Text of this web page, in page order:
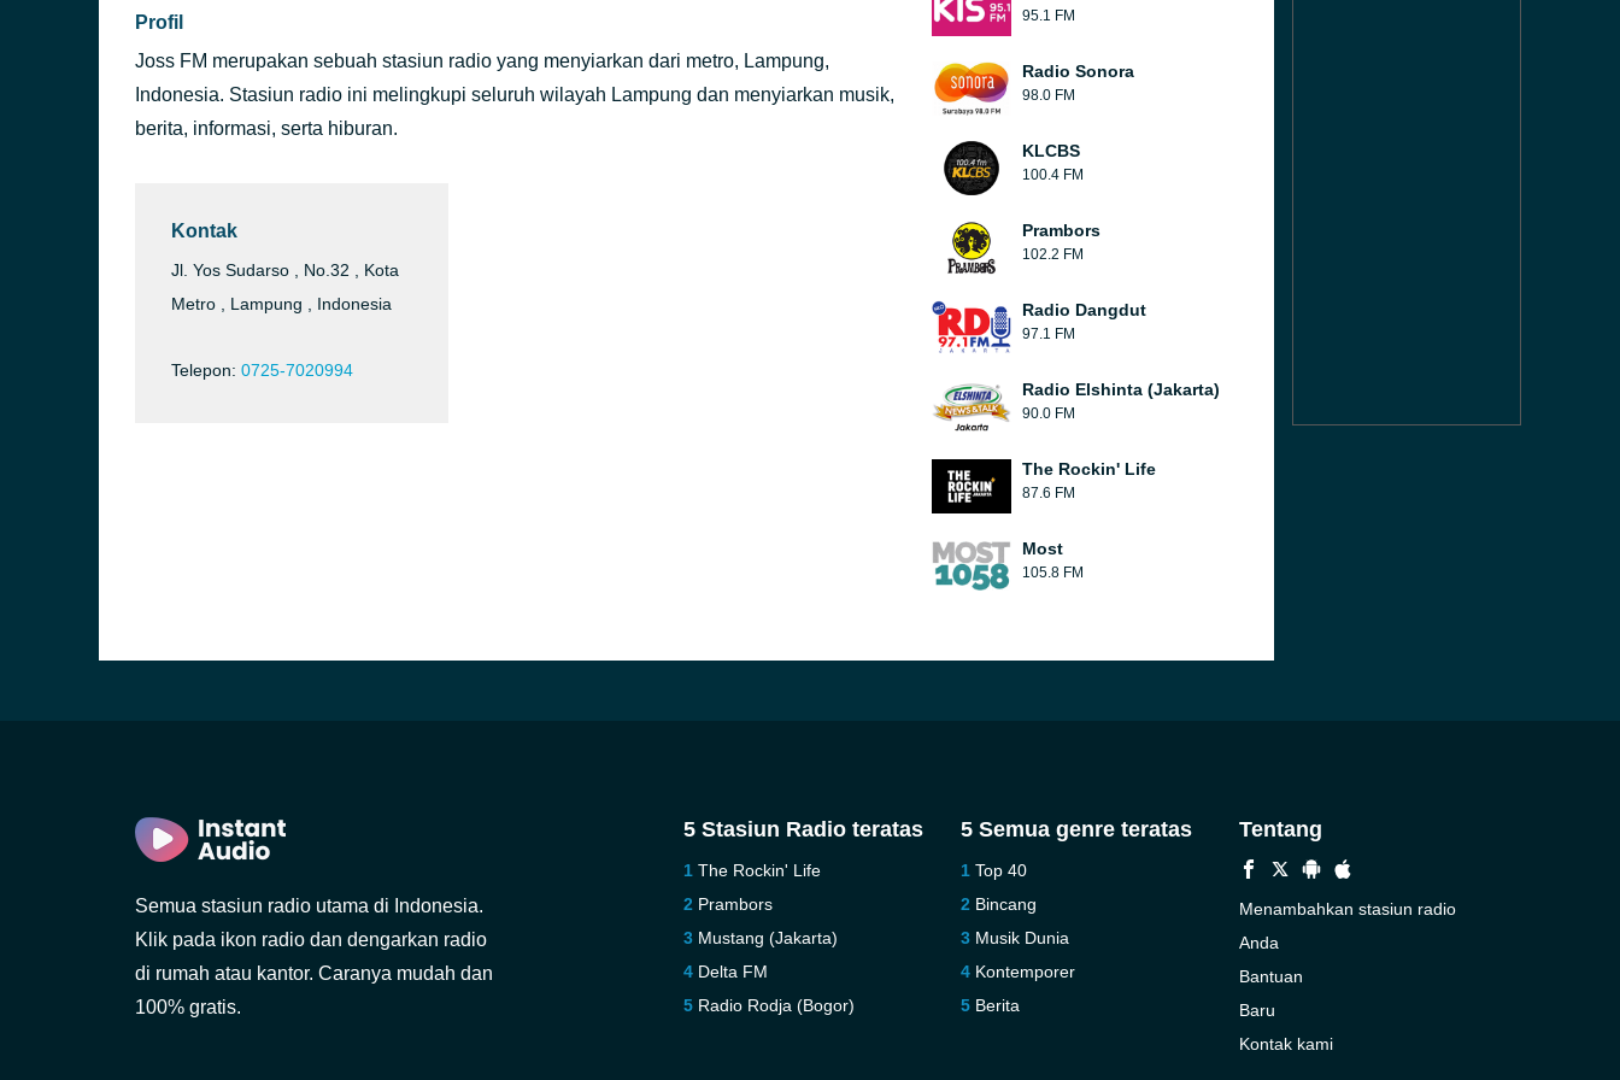
Profil
Joss FM merupakan sebuah stasiun radio yang menyiarkan dari metro, Lampung,
Indonesia. Stasiun radio ini melingkupi seluruh wilayah Lampung dan menyiarkan musik,
berita, informasi, serta hiburan.
Kontak
Jl. Yos Sudarso , No.32 , Kota
Metro , Lampung , Indonesia
Telepon: 0725-7020994
95.1 FM
Radio Sonora
98.0 FM
KLCBS
100.4 FM
Prambors
102.2 FM
Radio Dangdut
97.1 FM
Radio Elshinta (Jakarta)
90.0 FM
The Rockin' Life
87.6 FM
Most
105.8 FM
Semua stasiun radio utama di Indonesia.
Klik pada ikon radio dan dengarkan radio
di rumah atau kantor. Caranya mudah dan
100% gratis.
5 Stasiun Radio teratas
The Rockin' Life
Prambors
Mustang (Jakarta)
Delta FM
Radio Rodja (Bogor)
5 Semua genre teratas
Top 40
Bincang
Musik Dunia
Kontemporer
Berita
Tentang
Menambahkan stasiun radio
Anda
Bantuan
Baru
Kontak kami